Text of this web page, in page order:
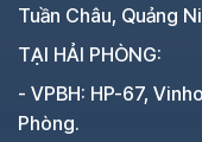
Tuần Châu, Quảng
TẠI HẢI PHÒNG:
- VPBH: HP-67,
Phòng.